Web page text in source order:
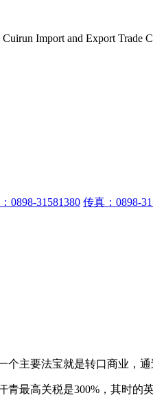
Cuirun Import and Export Trade
0898-31581380 传真：0898-
要法宝就是转口商业，通
高关税是300%，其时的